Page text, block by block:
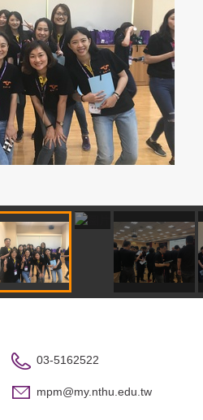
03-5162522
mpm@my.nthu.edu.tw